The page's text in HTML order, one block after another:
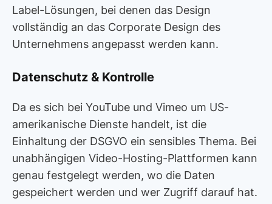
Label-Lösungen, bei denen das Design
vollständig an das Corporate Design des
Unternehmens angepasst werden kann.
Datenschutz & Kontrolle
Da es sich bei YouTube und Vimeo um US-
amerikanische Dienste handelt, ist die
Einhaltung der DSGVO ein sensibles Thema. Bei
unabhängigen Video-Hosting-Plattformen kann
genau festgelegt werden, wo die Daten
gespeichert werden und wer Zugriff darauf hat.